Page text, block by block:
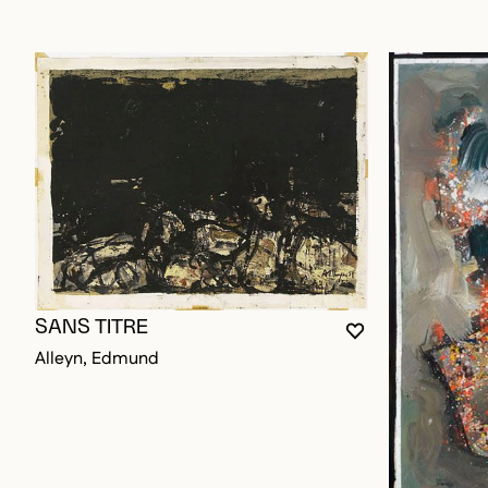
VOUS DEVEZ
FERMER LA
OUVRIR LA
SANS TITRE
Alleyn, Edmund